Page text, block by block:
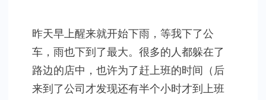
回
忆
昨天早上醒来就开始下雨，等我下了公
车，雨也下到了最大。很多的人都躲在了
路边的店中，也许为了赶上班的时间（后
来到了公司才发现还有半个小时才到上班